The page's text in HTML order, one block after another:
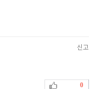
신고
0